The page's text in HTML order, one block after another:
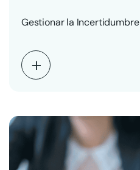
Gestionar la Incertidumbre